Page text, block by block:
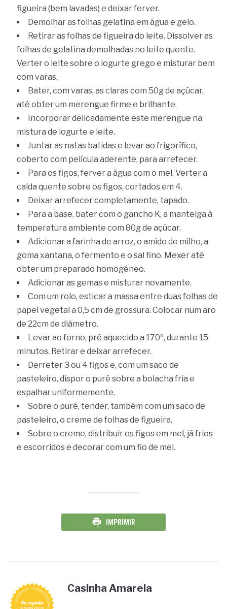
figueira (bem lavadas) e deixar ferver.
Demolhar as folhas gelatina em água e gelo.
Retirar as folhas de figueira do leite. Dissolver as
folhas de gelatina demolhadas no leite quente.
Verter o leite sobre o iogurte grego e misturar bem
com varas.
Bater, com varas, as claras com 50g de açúcar,
até obter um merengue firme e brilhante.
Incorporar delicadamente este merengue na
mistura de iogurte e leite.
Juntar as natas batidas e levar ao frigorífico,
coberto com película aderente, para arrefecer.
Para os figos, ferver a água com o mel. Verter a
calda quente sobre os figos, cortados em 4.
Deixar arrefecer completamente, tapado.
Para a base, bater com o gancho K, a manteiga à
temperatura ambiente com 80g de açúcar.
Adicionar a farinha de arroz, o amido de milho, a
goma xantana, o fermento e o sal fino. Mexer até
obter um preparado homogéneo.
Adicionar as gemas e misturar novamente.
Com um rolo, esticar a massa entre duas folhas de
papel vegetal a 0,5 cm de grossura. Colocar num aro
de 22cm de diâmetro.
Levar ao forno, pré aquecido a 170º, durante 15
minutos. Retirar e deixar arrefecer.
Derreter 3 ou 4 figos e, com um saco de
pasteleiro, dispor o puré sobre a bolacha fria e
espalhar uniformemente.
Sobre o puré, tender, também com um saco de
pasteleiro, o creme de folhas de figueira.
Sobre o creme, distribuir os figos em mel, já frios
e escorridos e decorar com um fio de mel.
IMPRIMIR
Casinha Amarela